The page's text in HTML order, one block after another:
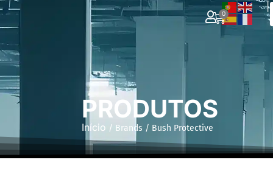
0
|
PRODUTOS
Início / Brands / Bush Protective